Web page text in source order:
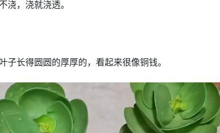
浇，浇就浇透。
长得圆圆的厚厚的，看起来很像铜钱。